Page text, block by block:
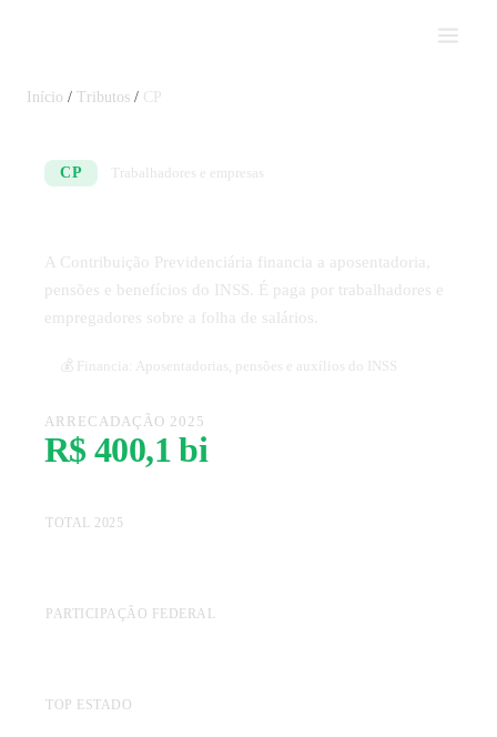
Início / Tributos / CP
CP Trabalhadores e empresas
A Contribuição Previdenciária financia a aposentadoria,
pensões e benefícios do INSS. É paga por trabalhadores e
empregadores sobre a folha de salários.
💰 Financia: Aposentadorias, pensões e auxílios do INSS
ARRECADAÇÃO 2025
R$ 400,1 bi
TOTAL 2025
PARTICIPAÇÃO FEDERAL
TOP ESTADO